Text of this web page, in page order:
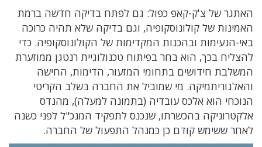
האתגר של צ'ק-קאפ כפול: גם לפתח בדיקה חדשה ברמת
האמינות של קולונוסקופיה, וגם בדיקה שלא תהיה כרוכה
באי-הנעימות ובהכנות המקדימות של הקולונוסקופיה. כדי
להצליח בכך, הוא בחר בפיתוח טכנולוגיית רנטגן ממוזערת
המשלבת חידושים בתחומי המזעור, הדימות, החישה
והאלגוריתמיקה. מי שמוביל את החברה בשלב הקריטי
הנוכחי הוא אלכס עובדיה (בתמונה למעלה), מהנדס
אלקטרוניקה בהכשרתו, שנכנס לתפקיד המנכ"ל לפני כשנה
לאחר ששימש קודם כן כמנהל התפעול של החברה.